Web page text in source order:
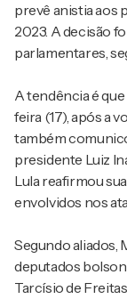
prevê anistia aos
2023. A decisão
parlamentares,
A tendência é
feira (17), após a
também
presidente Luiz
Lula reafirmou
envolvidos nos
Segundo aliados,
deputados
Tarcísio de